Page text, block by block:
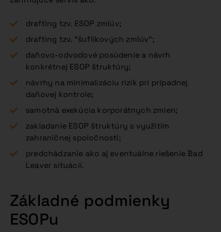
drafting tzv. ESOP zmlúv;
drafting tzv. “šuflíkových zmlúv”;
daňovo-odvodové posúdenie a návrh
konkrétnej ESOP štruktúry;
návrhy na minimalizáciu rizík pri prípadnej
daňovej kontrole;
samotná exekúcia korporátnych zmien;
zakladanie ESOP štruktúry s využitím
zahraničnej spoločnosti;
predchádzanie ako aj eventuálne riešenie Bad
Leaver situácií.
Základné podmienky
ESOPu